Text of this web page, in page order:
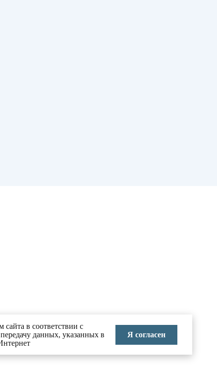
в соответствии с
данных, указанных в
Я согласен